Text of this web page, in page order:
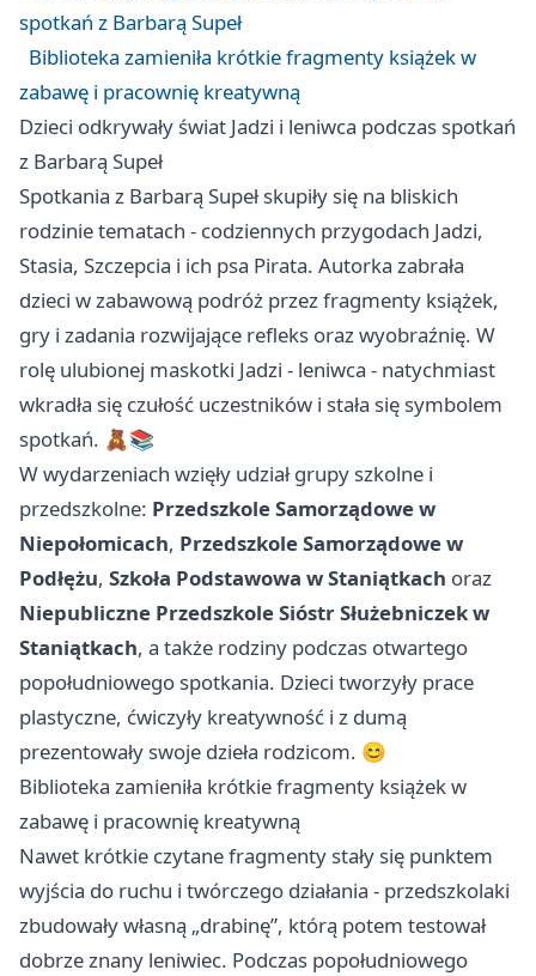
spotkań z Barbarą Supeł
Biblioteka zamieniła krótkie fragmenty książek w
zabawę i pracownię kreatywną
Dzieci odkrywały świat Jadzi i leniwca podczas spotkań
z Barbarą Supeł
Spotkania z Barbarą Supeł skupiły się na bliskich
rodzinie tematach - codziennych przygodach Jadzi,
Stasia, Szczepcia i ich psa Pirata. Autorka zabrała
dzieci w zabawową podróż przez fragmenty książek,
gry i zadania rozwijające refleks oraz wyobraźnię. W
rolę ulubionej maskotki Jadzi - leniwca - natychmiast
wkradła się czułość uczestników i stała się symbolem
spotkań. 🧸📚
W wydarzeniach wzięły udział grupy szkolne i
przedszkolne: Przedszkole Samorządowe w
Niepołomicach, Przedszkole Samorządowe w
Podłężu, Szkoła Podstawowa w Staniątkach oraz
Niepubliczne Przedszkole Sióstr Służebniczek w
Staniątkach, a także rodziny podczas otwartego
popołudniowego spotkania. Dzieci tworzyły prace
plastyczne, ćwiczyły kreatywność i z dumą
prezentowały swoje dzieła rodzicom. 😊
Biblioteka zamieniła krótkie fragmenty książek w
zabawę i pracownię kreatywną
Nawet krótkie czytane fragmenty stały się punktem
wyjścia do ruchu i twórczego działania - przedszkolaki
zbudowały własną „drabinę”, którą potem testował
dobrze znany leniwiec. Podczas popołudniowego